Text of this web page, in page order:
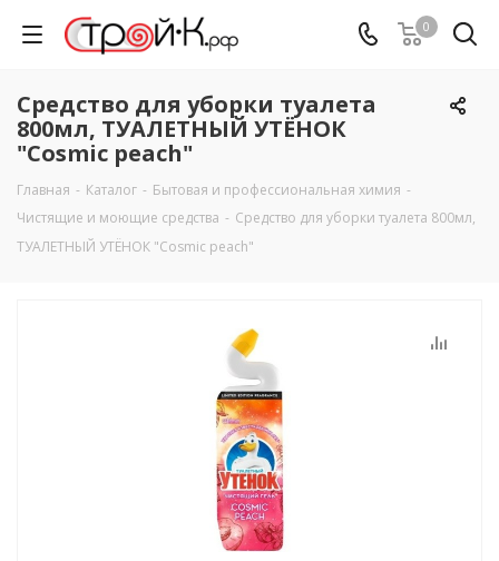
0
Средство для уборки туалета
800мл, ТУАЛЕТНЫЙ УТЁНОК
"Cosmic peach"
Главная - Каталог - Бытовая и профессиональная химия -
Чистящие и моющие средства - Средство для уборки туалета 800мл,
ТУАЛЕТНЫЙ УТЁНОК "Cosmic peach"